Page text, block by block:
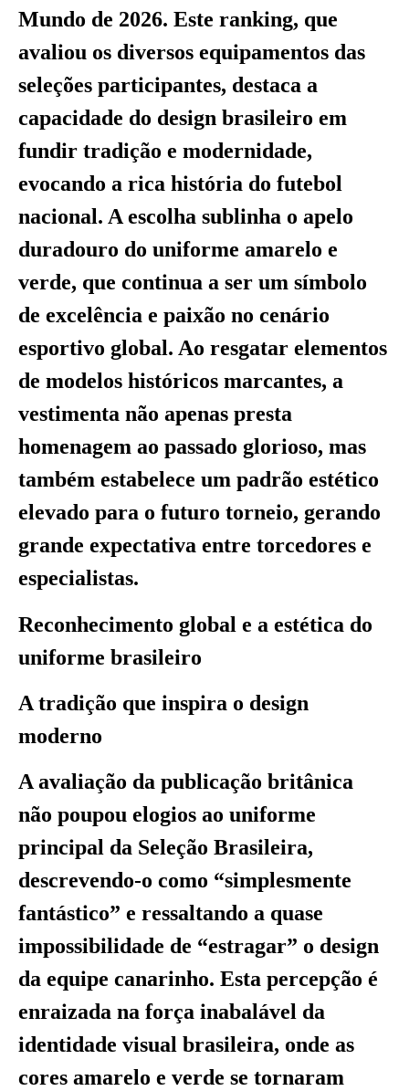
Mundo de 2026. Este ranking, que
avaliou os diversos equipamentos das
seleções participantes, destaca a
capacidade do design brasileiro em
fundir tradição e modernidade,
evocando a rica história do futebol
nacional. A escolha sublinha o apelo
duradouro do uniforme amarelo e
verde, que continua a ser um símbolo
de excelência e paixão no cenário
esportivo global. Ao resgatar elementos
de modelos históricos marcantes, a
vestimenta não apenas presta
homenagem ao passado glorioso, mas
também estabelece um padrão estético
elevado para o futuro torneio, gerando
grande expectativa entre torcedores e
especialistas.
Reconhecimento global e a estética do
uniforme brasileiro
A tradição que inspira o design
moderno
A avaliação da publicação britânica
não poupou elogios ao uniforme
principal da Seleção Brasileira,
descrevendo-o como “simplesmente
fantástico” e ressaltando a quase
impossibilidade de “estragar” o design
da equipe canarinho. Esta percepção é
enraizada na força inabalável da
identidade visual brasileira, onde as
cores amarelo e verde se tornaram